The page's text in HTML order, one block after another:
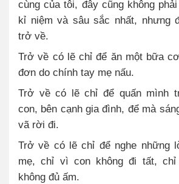
cùng của tôi, đây cũng không
kỉ niệm và sâu sắc nhất, nhưng
trở về.
Trở về có lẽ chỉ để ăn một bữa
đơn do chính tay mẹ nấu.
Trở về có lẽ chỉ để quấn mình
con, bên cạnh gia đình, để mà
vã rời đi.
Trở về có lẽ chỉ để nghe những
mẹ, chỉ vì con không đi tất,
không đủ ấm.